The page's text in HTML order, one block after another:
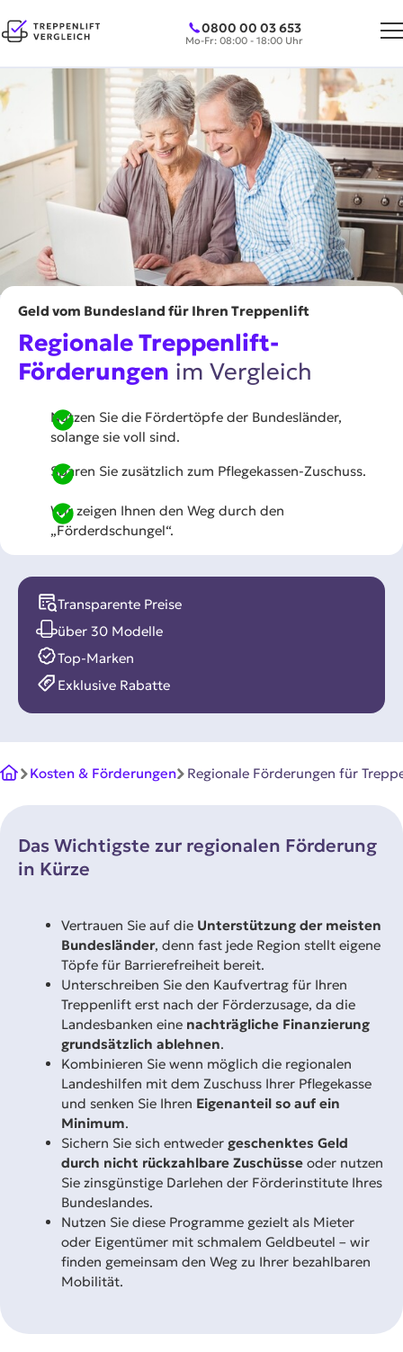
0800 00 03 653
Mo-Fr: 08:00 - 18:00 Uhr
Geld vom Bundesland für Ihren Treppenlift
Regionale Treppenlift-
Förderungen im Vergleich
Nutzen Sie die Fördertöpfe der Bundesländer,
solange sie voll sind.
Sparen Sie zusätzlich zum Pflegekassen-Zuschuss.
Wir zeigen Ihnen den Weg durch den
„Förderdschungel“.
Transparente Preise
über 30 Modelle
Top-Marken
Exklusive Rabatte
Kosten & Förderungen Regionale Förderungen für
Das Wichtigste zur regionalen Förderung
in Kürze
Vertrauen Sie auf die Unterstützung der meisten
Bundesländer, denn fast jede Region stellt eigene
Töpfe für Barrierefreiheit bereit.
Unterschreiben Sie den Kaufvertrag für Ihren
Treppenlift erst nach der Förderzusage, da die
Landesbanken eine nachträgliche Finanzierung
grundsätzlich ablehnen.
Kombinieren Sie wenn möglich die regionalen
Landeshilfen mit dem Zuschuss Ihrer Pflegekasse
und senken Sie Ihren Eigenanteil so auf ein
Minimum.
Sichern Sie sich entweder geschenktes Geld
durch nicht rückzahlbare Zuschüsse oder nutzen
Sie zinsgünstige Darlehen der Förderinstitute Ihres
Bundeslandes.
Nutzen Sie diese Programme gezielt als Mieter
oder Eigentümer mit schmalem Geldbeutel – wir
finden gemeinsam den Weg zu Ihrer bezahlbaren
Mobilität.